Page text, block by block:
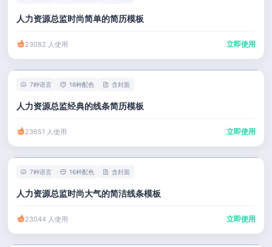
人力资源总监时尚简单的简历模板
23082 人使用 立即使用
7种语言 16种配色 含封面
人力资源总监经典的线条简历模板
23651 人使用 立即使用
7种语言 16种配色 含封面
人力资源总监时尚大气的简洁线条模板
23044 人使用 立即使用